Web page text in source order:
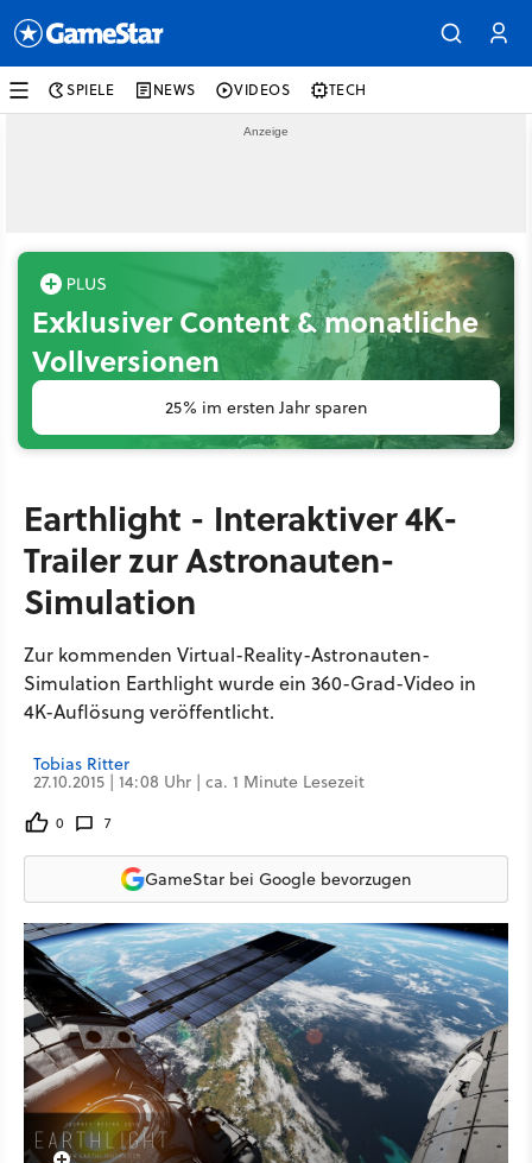
SPIELE NEWS VIDEOS TECH
Exklusiver Content & monatliche
Vollversionen
25% im ersten Jahr sparen
Earthlight - Interaktiver 4K-
Trailer zur Astronauten-
Simulation
Zur kommenden Virtual-Reality-Astronauten-
Simulation Earthlight wurde ein 360-Grad-Video in
4K-Auflösung veröffentlicht.
Tobias Ritter
27.10.2015 | 14:08 Uhr | ca. 1 Minute Lesezeit
0 7
GameStar bei Google bevorzugen